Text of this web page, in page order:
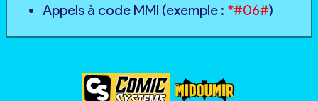
Appels à code MMI (exemple : *#06#)